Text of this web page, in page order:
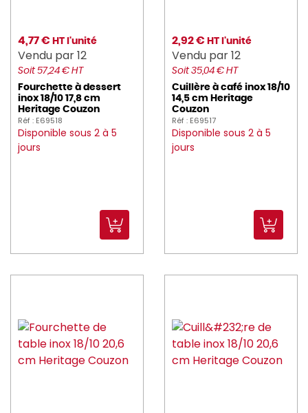
4,77 € HT l'unité
Vendu par 12
Soit 57,24 € HT
Fourchette à dessert
inox 18/10 17,8 cm
Heritage Couzon
Réf : E69518
Disponible sous 2 à 5
jours
2,92 € HT l'unité
Vendu par 12
Soit 35,04 € HT
Cuillère à café inox 18/10
14,5 cm Heritage
Couzon
Réf : E69517
Disponible sous 2 à 5
jours